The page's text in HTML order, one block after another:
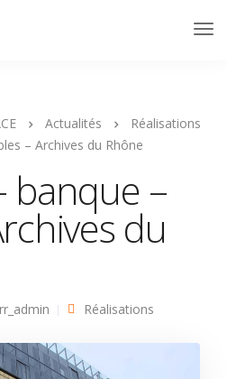
Actualités
Réalisations
– Archives du Rhône
banque –
du
Réalisations